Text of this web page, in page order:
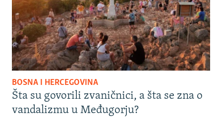
BOSNA I HERCEGOVINA
Šta su govorili zvaničnici, a šta se zna o
vandalizmu u Međugorju?